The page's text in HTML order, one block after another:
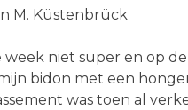
M. Küstenbrück
week niet super en op
bidon met een
was toen al